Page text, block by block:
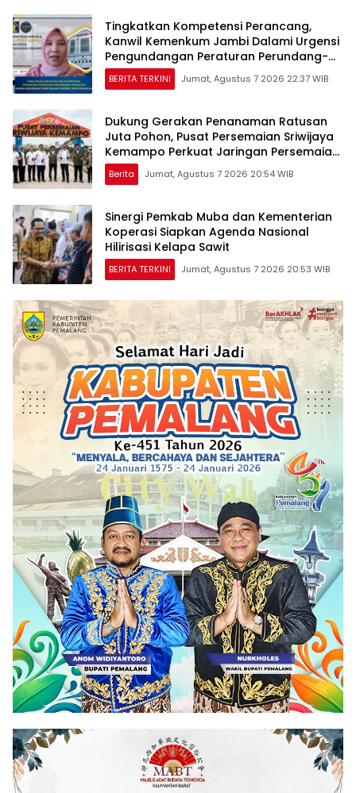
Tingkatkan Kompetensi Perancang,
Kanwil Kemenkum Jambi Dalami Urgensi
Pengundangan Peraturan Perundang-
undangan
BERITA TERKINI Jumat, Agustus 7 2026 22:37 WIB
Dukung Gerakan Penanaman Ratusan
Juta Pohon, Pusat Persemaian Sriwijaya
Kemampo Perkuat Jaringan Persemaian
Nasional*
Berita Jumat, Agustus 7 2026 20:54 WIB
Sinergi Pemkab Muba dan Kementerian
Koperasi Siapkan Agenda Nasional
Hilirisasi Kelapa Sawit
BERITA TERKINI Jumat, Agustus 7 2026 20:53 WIB